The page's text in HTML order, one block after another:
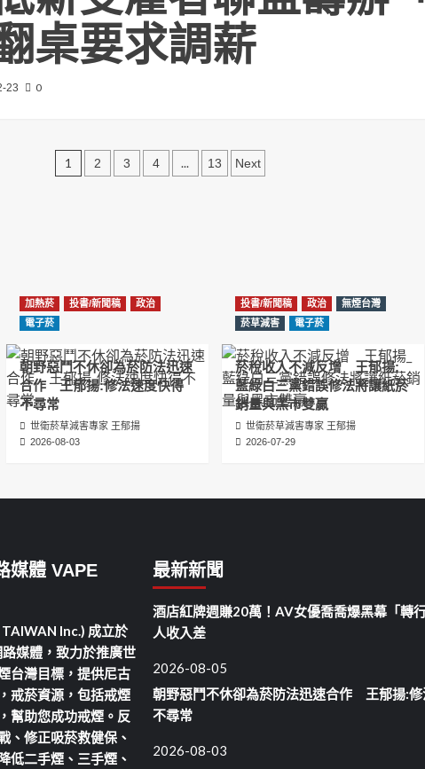
桌要求調薪
23 0
文
1 2 3 4 ... 13 Next
加熱菸 投書/新聞稿
政治
電子菸
朝野惡鬥不休卻為菸防法迅速
合作 王郁揚:修法速度快得
不尋常
世衛菸草減害專家 王郁揚
2026-08-03
投書/新聞稿 政治
無煙台灣
菸草減害
電子菸
菸稅收入不減反增 王郁揚:
藍綠白三黨錯誤修法將讓紙菸
銷量與黑市雙贏
世衛菸草減害專家 王郁揚
2026-07-29
媒體 VAPE
Inc.) 成立於
媒體，致力於推廣世
台灣目標，提供尼古
戒菸資源，包括戒煙
幫助您成功戒煙。反
、修正吸菸救健保、
低二手煙、三手煙、
最新新聞
酒店紅牌週賺20萬！AV女優喬喬爆黑幕「轉
人收入差
2026-08-05
朝野惡鬥不休卻為菸防法迅速合作 王郁揚:修
不尋常
2026-08-03